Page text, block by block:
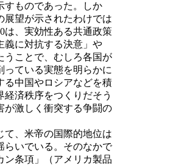
すものであった。しか
展望が示されたわけでは
は、実効性ある共通政策
義に対抗する決意」や
うことで、むしろ各国が
っている実態を明らかに
る中国やロシアなどを積
済秩序をつくりだそう
が激しく衝突する争闘の
、米帝の国際的地位は
らいでいる。そのなかで
ン条項」（アメリカ製品